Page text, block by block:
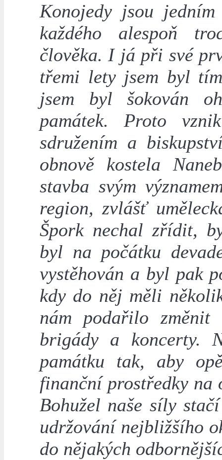
Konojedy jsou
každého alespoň
člověka. I já při své
třemi lety jsem byl
jsem byl šokován
památek. Proto
sdružením a
obnově kostela
stavba svým
region, zvlášť
Špork nechal zřídit,
byl na počátku
vystěhován a byl pak
kdy do něj měli
nám podařilo
brigády a koncerty.
památku tak, aby
finanční prostředky na
Bohužel naše síly
udržování nejbližšího
do nějakých